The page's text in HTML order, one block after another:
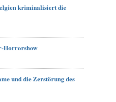
kriminalisiert die
Horrorshow
und die Zerstörung des